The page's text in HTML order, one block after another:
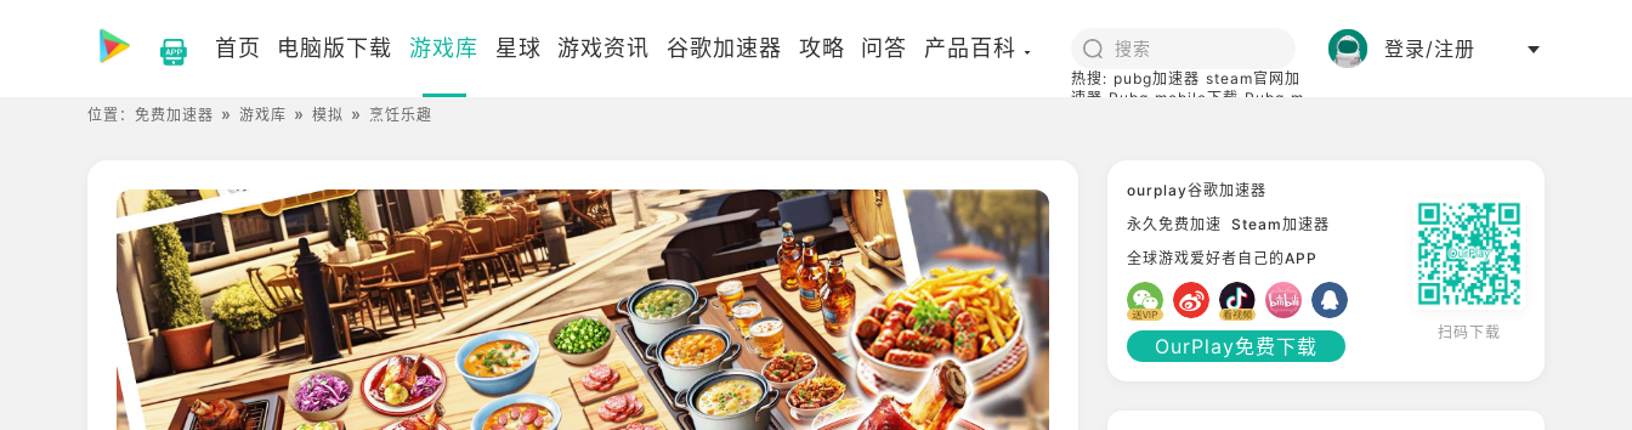
首页 电脑版下载 游戏库 星球 游戏资讯 谷歌加速器 攻略 问答 产品百科
热搜: pubg加速器 steam官网加
速器 Pubg mobile下载 Pubg m
登录/注册
位置： 免费加速器 游戏库 模拟 烹饪乐趣
ourplay谷歌加速器
永久免费加速 Steam加速器
全球游戏爱好者自己的APP
OurPlay免费下载
扫码下载